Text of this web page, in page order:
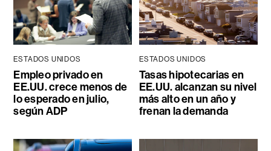
ESTADOS UNIDOS
Empleo privado en
EE.UU. crece menos de
lo esperado en julio,
según ADP
ESTADOS UNIDOS
Tasas hipotecarias en
EE.UU. alcanzan su nivel
más alto en un año y
frenan la demanda